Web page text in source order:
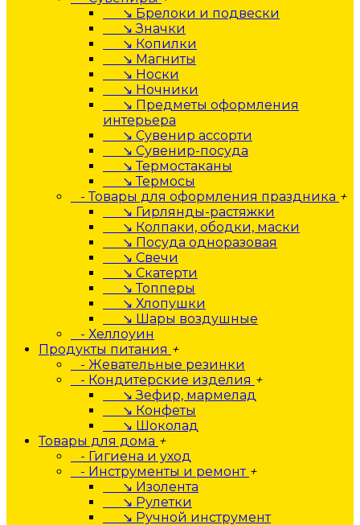
↘ Брелоки и подвески
↘ Значки
↘ Копилки
↘ Магниты
↘ Носки
↘ Ночники
↘ Предметы оформления
интерьера
↘ Сувенир ассорти
↘ Сувенир-посуда
↘ Термостаканы
↘ Термосы
- Товары для оформления праздника +
↘ Гирлянды-растяжки
↘ Колпаки, ободки, маски
↘ Посуда одноразовая
↘ Свечи
↘ Скатерти
↘ Топперы
↘ Хлопушки
↘ Шары воздушные
- Хеллоуин
Продукты питания +
- Жевательные резинки
- Кондитерские изделия +
↘ Зефир, мармелад
↘ Конфеты
↘ Шоколад
Товары для дома +
- Гигиена и уход
- Инструменты и ремонт +
↘ Изолента
↘ Рулетки
↘ Ручной инструмент